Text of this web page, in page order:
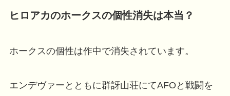
ヒロアカのホークスの個性消失は本当？
ホークスの個性は作中で消失されています。
エンデヴァーとともに群訝山荘にてAFOと戦闘を